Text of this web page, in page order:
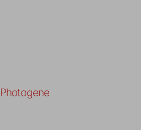
Photogene